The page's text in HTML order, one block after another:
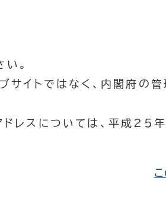
。
サイトではなく、内閣府の
ドレスについては、平成25